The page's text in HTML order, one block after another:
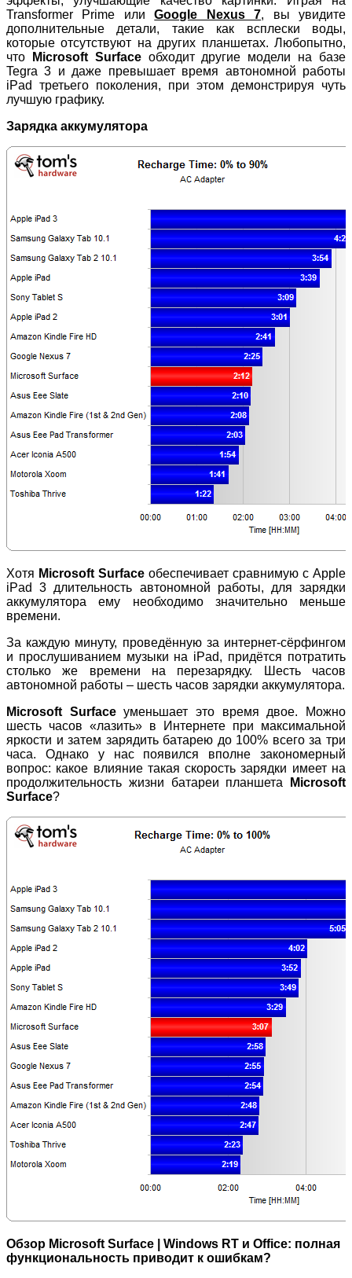
Transformer Prime илиGoogle Nexus 7, вы увидите
дополнительные детали, такие как всплески воды,
которые отсутствуют на других планшетах. Любопытно,
что
Microsoft Surfaceобходит другие модели на базе
Tegra 3 и даже превышает время автономной работы
iPad третьего поколения, при этом демонстрируя чуть
лучшую графику.
Зарядка аккумулятора
Хотя Microsoft Surface обеспечивает сравнимую с Apple
iPad 3 длительность автономной работы, для зарядки
аккумулятора ему необходимо значительно меньше
времени.
За каждую минуту, проведённую за интернет-сёрфингом
и прослушиванием музыки на iPad, придётся потратить
столько же времени на перезарядку. Шесть часов
автономной работы – шесть часов зарядки аккумулятора.
Microsoft Surfaceуменьшает это время двое. Можно
шесть часов «лазить» в Интернете при максимальной
яркости и затем зарядить батарею до 100% всего за три
часа. Однако у нас появился вполне закономерный
вопрос: какое влияние такая скорость зарядки имеет на
продолжительность жизни батареи планшета
Microsoft
Surface?
Обзор Microsoft Surface | Windows RT и Office: полная
функциональность приводит к ошибкам?